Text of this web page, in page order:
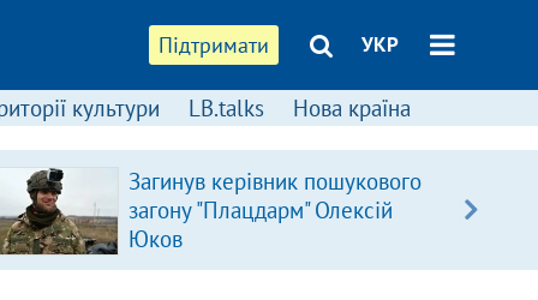
Підтримати УКР
культури LB.talks Нова країна
Загинув керівник пошукового
загону "Плацдарм" Олексій
Юков